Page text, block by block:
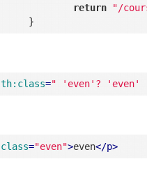
return
"/
th:class=" 'even'? 'even'
class="even">even</p>